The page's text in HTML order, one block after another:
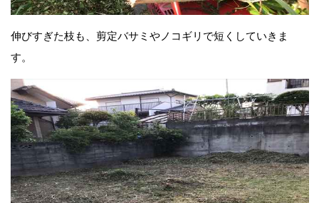
伸びすぎた枝も、剪定バサミやノコギリで短くしていきま
す。